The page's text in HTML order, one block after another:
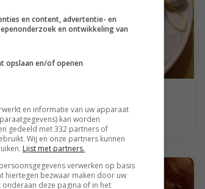
Paas tulbandcake
met citroen en
maanzaad
en content, advertentie- en
en ontwikkeling van
opslaan en/of openen
en informatie van uw apparaat
kan worden
gedeeld met 332 partners of
Wij en onze partners kunnen
Lijst met partners.
verwerken op basis
hiertegen bezwaar maken door uw
deze pagina of in het